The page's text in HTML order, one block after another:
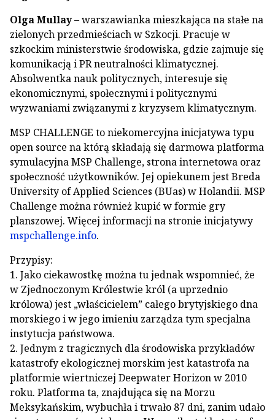
Olga Mullay– warszawianka mieszkająca na stałe na
zielonych przedmieściach w Szkocji. Pracuje w
szkockim ministerstwie środowiska, gdzie zajmuje się
komunikacją i PR neutralności klimatycznej.
Absolwentka nauk politycznych, interesuje się
ekonomicznymi, społecznymi i politycznymi
wyzwaniami związanymi z kryzysem klimatycznym.
MSP CHALLENGE to niekomercyjna inicjatywa typu
open source na którą składają się darmowa platforma
symulacyjna MSP Challenge, strona internetowa oraz
społeczność użytkowników. Jej opiekunem jest Breda
University of Applied Sciences (BUas) w Holandii. MSP
Challenge można również kupić w formie gry
planszowej. Więcej informacji na stronie inicjatywy
mspchallenge.info.
Przypisy:
1. Jako ciekawostkę można tu jednak wspomnieć, że
w Zjednoczonym Królestwie król (a uprzednio
królowa) jest „właścicielem” całego brytyjskiego dna
morskiego i w jego imieniu zarządza tym specjalna
instytucja państwowa.
2. Jednym z tragicznych dla środowiska przykładów
katastrofy ekologicznej morskim jest katastrofa na
platformie wiertniczej Deepwater Horizon w 2010
roku. Platforma ta, znajdująca się na Morzu
Meksykańskim, wybuchła i trwało 87 dni, zanim udało